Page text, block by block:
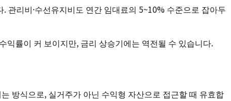
리비·수선유지비도 연간 임대료의 5~10% 수준으로 잡아두
익률이 커 보이지만, 금리 상승기에는 역전될 수 있습니다.
방식으로, 실거주가 아닌 수익형 자산으로 접근할 때 유효합